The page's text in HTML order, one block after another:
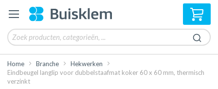
Home Branche
Hekwerken
Eindbeugel langlip voor dubbelstaafmat koker 60 x 60 mm, thermisch
verzinkt